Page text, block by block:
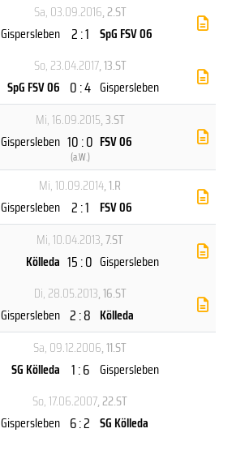
Sa, 03.09.2016, 2.ST
Gispersleben 2 : 1 SpG FSV 06
So, 23.04.2017, 13.ST
SpG FSV 06 0 : 4 Gispersleben
Mi, 16.09.2015, 3.ST
Gispersleben 10 : 0
(a.W.)
FSV 06
Mi, 10.09.2014, 1.R
Gispersleben 2 : 1 FSV 06
Mi, 10.04.2013, 7.ST
Kölleda 15 : 0 Gispersleben
Di, 28.05.2013, 16.ST
Gispersleben 2 : 8 Kölleda
Sa, 09.12.2006, 11.ST
SG Kölleda 1 : 6 Gispersleben
So, 17.06.2007, 22.ST
Gispersleben 6 : 2 SG Kölleda